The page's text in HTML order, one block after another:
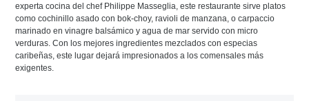
experta cocina del chef Philippe Masseglia, este restaurante sirve platos
como cochinillo asado con bok-choy, ravioli de manzana, o carpaccio
marinado en vinagre balsámico y agua de mar servido con micro
verduras. Con los mejores ingredientes mezclados con especias
caribeñas, este lugar dejará impresionados a los comensales más
exigentes.